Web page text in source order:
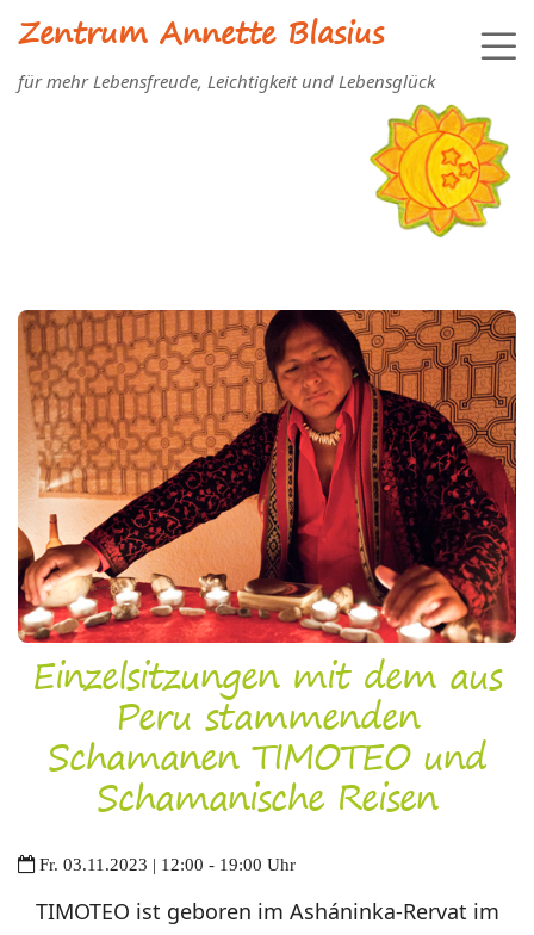
Zentrum Annette Blasius
für mehr Lebensfreude, Leichtigkeit und Lebensglück
Einzelsitzungen mit dem aus
Peru stammenden
Schamanen TIMOTEO und
Schamanische Reisen
Fr. 03.11.2023 | 12:00 - 19:00 Uhr
TIMOTEO ist geboren im Asháninka-Rervat im